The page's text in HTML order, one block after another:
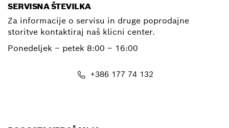
SERVISNA ŠTEVILKA
Za informacije o servisu in druge poprodajne
storitve kontaktiraj naš klicni center.
Ponedeljek – petek 8:00 – 16:00
+386 177 74 132